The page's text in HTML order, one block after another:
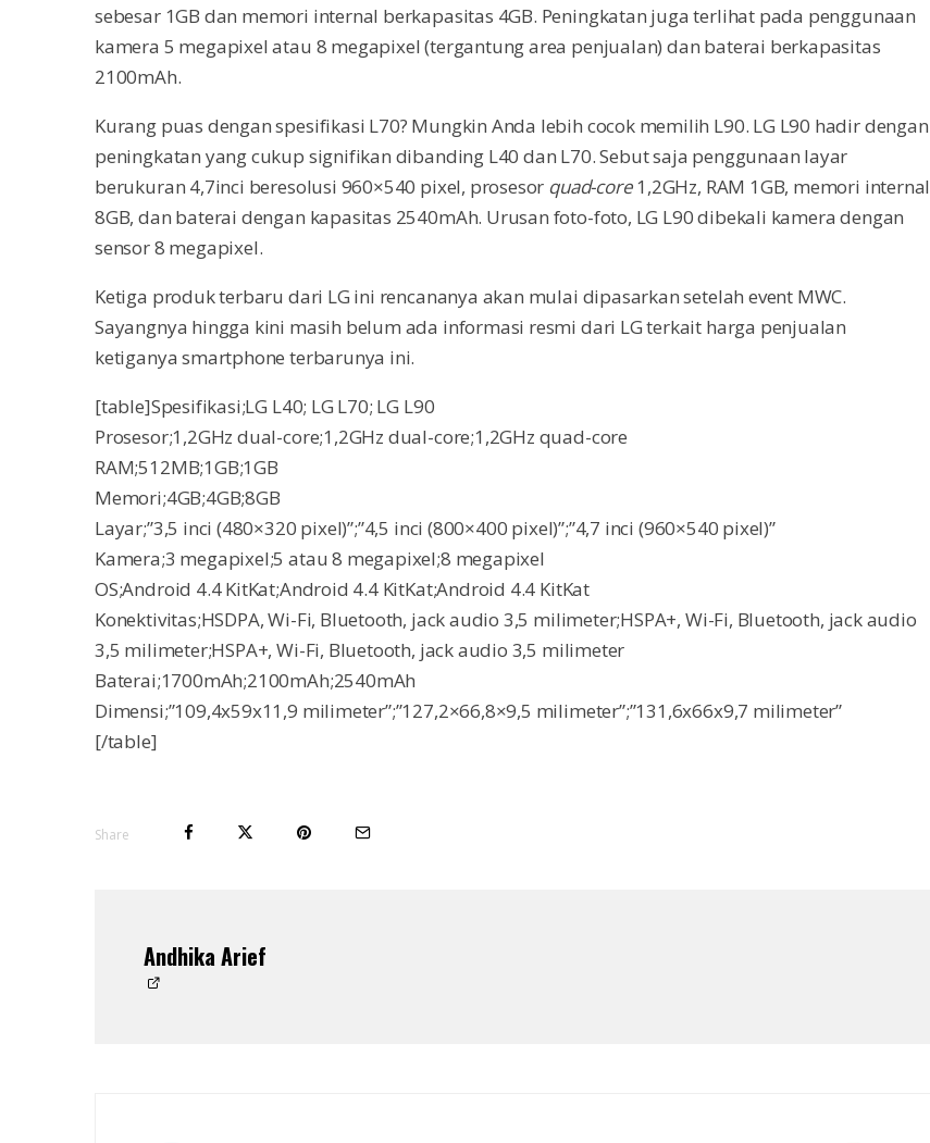
sebesar 1GB dan memori internal berkapasitas 4GB. Peningkatan juga terlihat pada penggunaan
kamera 5 megapixel atau 8 megapixel (tergantung area penjualan) dan baterai berkapasitas
2100mAh.
Kurang puas dengan spesifikasi L70? Mungkin Anda lebih cocok memilih L90. LG L90 hadir dengan
peningkatan yang cukup signifikan dibanding L40 dan L70. Sebut saja penggunaan layar
berukuran 4,7inci beresolusi 960×540 pixel, prosesor quad-core1,2GHz, RAM 1GB, memori internal
8GB, dan baterai dengan kapasitas 2540mAh. Urusan foto-foto, LG L90 dibekali kamera dengan
sensor 8 megapixel.
Ketiga produk terbaru dari LG ini rencananya akan mulai dipasarkan setelah event MWC.
Sayangnya hingga kini masih belum ada informasi resmi dari LG terkait harga penjualan
ketiganya smartphone terbarunya ini.
[table]Spesifikasi;LG L40; LG L70; LG L90
Prosesor;1,2GHz dual-core;1,2GHz dual-core;1,2GHz quad-core
RAM;512MB;1GB;1GB
Memori;4GB;4GB;8GB
Layar;”3,5 inci (480×320 pixel)”;”4,5 inci (800×400 pixel)”;”4,7 inci (960×540 pixel)”
Kamera;3 megapixel;5 atau 8 megapixel;8 megapixel
OS;Android 4.4 KitKat;Android 4.4 KitKat;Android 4.4 KitKat
Konektivitas;HSDPA, Wi-Fi, Bluetooth, jack audio 3,5 milimeter;HSPA+, Wi-Fi, Bluetooth, jack audio
3,5 milimeter;HSPA+, Wi-Fi, Bluetooth, jack audio 3,5 milimeter
Baterai;1700mAh;2100mAh;2540mAh
Dimensi;”109,4x59x11,9 milimeter”;”127,2×66,8×9,5 milimeter”;”131,6x66x9,7 milimeter”
[/table]
Share
Andhika Arief